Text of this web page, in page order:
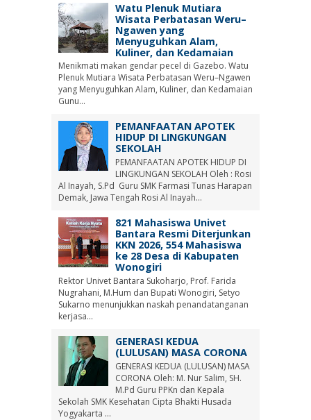
Watu Plenuk Mutiara
Wisata Perbatasan Weru–
Ngawen yang
Menyuguhkan Alam,
Kuliner, dan Kedamaian
Menikmati makan gendar pecel di Gazebo. Watu
Plenuk Mutiara Wisata Perbatasan Weru–Ngawen
yang Menyuguhkan Alam, Kuliner, dan Kedamaian
Gunu...
PEMANFAATAN APOTEK
HIDUP DI LINGKUNGAN
SEKOLAH
PEMANFAATAN APOTEK HIDUP DI
LINGKUNGAN SEKOLAH Oleh : Rosi
Al Inayah, S.Pd Guru SMK Farmasi Tunas Harapan
Demak, Jawa Tengah Rosi Al Inayah...
821 Mahasiswa Univet
Bantara Resmi Diterjunkan
KKN 2026, 554 Mahasiswa
ke 28 Desa di Kabupaten
Wonogiri
Rektor Univet Bantara Sukoharjo, Prof. Farida
Nugrahani, M.Hum dan Bupati Wonogiri, Setyo
Sukarno menunjukkan naskah penandatanganan
kerjasa...
GENERASI KEDUA
(LULUSAN) MASA CORONA
GENERASI KEDUA (LULUSAN) MASA
CORONA Oleh: M. Nur Salim, SH.
M.Pd Guru PPKn dan Kepala
Sekolah SMK Kesehatan Cipta Bhakti Husada
Yogyakarta ...